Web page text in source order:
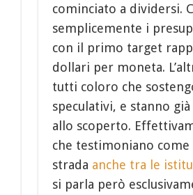
cominciato a dividersi.
semplicemente i
con il primo target
dollari per moneta.
tutti coloro che
speculativi, e stanno
allo scoperto.
che testimoniano
strada anche tra le
si parla però